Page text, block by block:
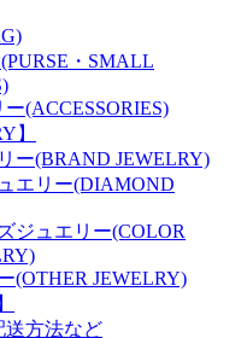
・SMALL
(ACCESSORIES)
】
ー(BRAND JEWELRY)
エリー(DIAMOND
ジュエリー(COLOR
(OTHER JEWELRY)
送方法など